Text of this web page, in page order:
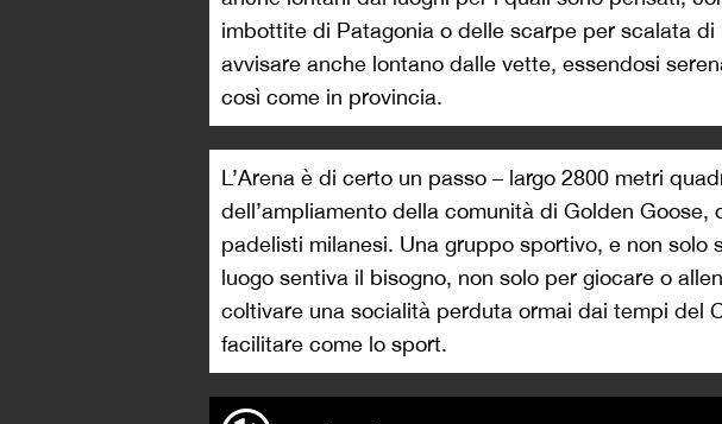
imbottite di Patagonia o delle scarpe per scalata di
avvisare anche lontano dalle vette, essendosi
così come in provincia.
L’Arena è di certo un passo – largo 2800 metri
dell’ampliamento della comunità di Golden Goose,
padelisti milanesi. Una gruppo sportivo, e non solo
luogo sentiva il bisogno, non solo per giocare o
coltivare una socialità perduta ormai dai tempi del
facilitare come lo sport.